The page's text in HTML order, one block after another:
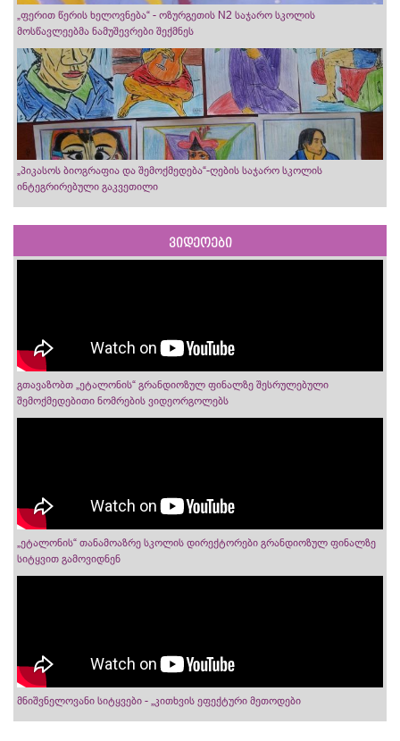
„ფერით წერის ხელოვნება“ - ოზურგეთის N2 საჯარო სკოლის
მოსწავლეებმა ნამუშევრები შექმნეს
„პიკასოს ბიოგრაფია და შემოქმედება“-ღების საჯარო სკოლის
ინტეგრირებული გაკვეთილი
ვიდეოები
გთავაზობთ „ეტალონის“ გრანდიოზულ ფინალზე შესრულებული
შემოქმედებითი ნომრების ვიდეორგოლებს
„ეტალონის“ თანამოაზრე სკოლის დირექტორები გრანდიოზულ ფინალზე
სიტყვით გამოვიდნენ
მნიშვნელოვანი სიტყვები - „კითხვის ეფექტური მეთოდები